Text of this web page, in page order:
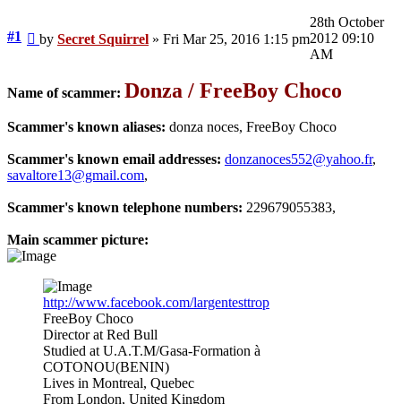
#1
Unread
post
by Secret Squirrel » Fri Mar 25, 2016 1:15 pm
28th October
2012 09:10
AM
Name of scammer: Donza / FreeBoy Choco
Scammer's known aliases: donza noces, FreeBoy Choco
Scammer's known email addresses: donzanoces552@yahoo.fr,
savaltore13@gmail.com,
Scammer's known telephone numbers: 229679055383,
Main scammer picture:
http://www.facebook.com/largentesttrop
FreeBoy Choco
Director at Red Bull
Studied at U.A.T.M/Gasa-Formation à
COTONOU(BENIN)
Lives in Montreal, Quebec
From London, United Kingdom